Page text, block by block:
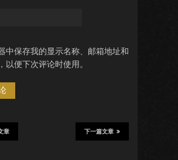
中保存我的显示名称、邮箱地址和
以便下次评论时使用。
下一篇文章
章